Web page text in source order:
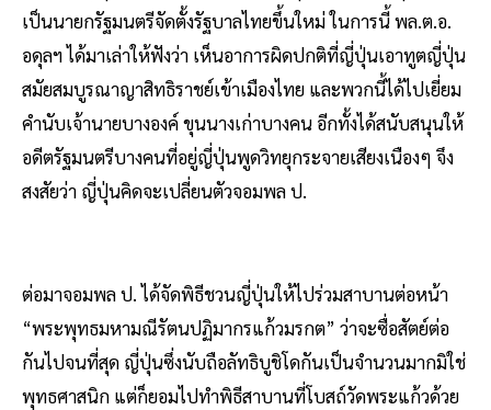
เป็นนายกรัฐมนตรีจัดตั้งรัฐบาลไทยขึ้นใหม่ ในการนี้ พล.ต.อ.
อดุลฯ ได้มาเล่าให้ฟังว่า เห็นอาการผิดปกติที่ญี่ปุ่นเอาทูตญี่ปุ่น
สมัยสมบูรณาญาสิทธิราชย์เข้าเมืองไทย และพวกนี้ได้ไปเยี่ยม
คำนับเจ้านายบางองค์ ขุนนางเก่าบางคน อีกทั้งได้สนับสนุนให้
อดีตรัฐมนตรีบางคนที่อยู่ญี่ปุ่นพูดวิทยุกระจายเสียงเนืองๆ จึง
สงสัยว่า ญี่ปุ่นคิดจะเปลี่ยนตัวจอมพล ป.
ต่อมาจอมพล ป. ได้จัดพิธีชวนญี่ปุ่นให้ไปร่วมสาบานต่อหน้า
“พระพุทธมหามณีรัตนปฏิมากรแก้วมรกต” ว่าจะซื่อสัตย์ต่อ
กันไปจนที่สุด ญี่ปุ่นซึ่งนับถือลัทธิบูชิโดกันเป็นจำนวนมากมิใช่
พุทธศาสนิก แต่ก็ยอมไปทำพิธีสาบานที่โบสถ์วัดพระแก้วด้วย